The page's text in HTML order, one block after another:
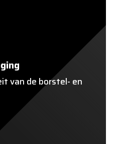
van de borstel- en